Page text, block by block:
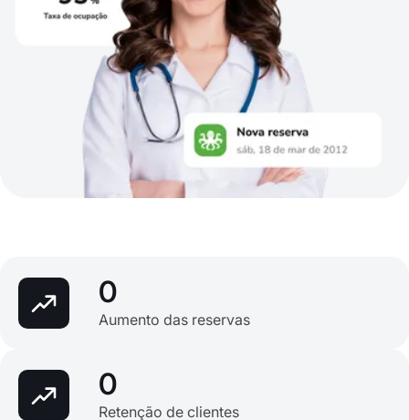
0
Aumento das reservas
0
Retenção de clientes